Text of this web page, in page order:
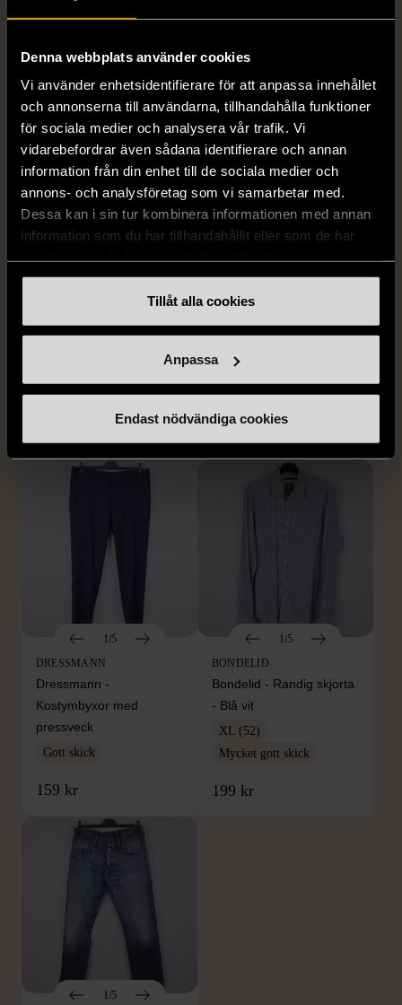
Denna webbplats använder cookies
Vi använder enhetsidentifierare för att anpassa innehållet
och annonserna till användarna, tillhandahålla funktioner
för sociala medier och analysera vår trafik. Vi
vidarebefordrar även sådana identifierare och annan
information från din enhet till de sociala medier och
annons- och analysföretag som vi samarbetar med.
Dessa kan i sin tur kombinera informationen med annan
information som du har tillhandahållit eller som de har
Tillåt alla cookies
Anpassa
Endast nödvändiga cookies
STENSTRÖMS
L (50) Gott skick
259 kr
Mycket gott skick
279 kr
BY TEESHOPPEN
XXL (54) Nytt skick
HILDITCH & KEY
med bröstficka
Mycket gott skick
1/5
DRESSMANN
Dressmann -
Kostymbyxor med
pressveck
Gott skick
159 kr
1/5
BONDELID
Bondelid - Randig skjorta
- Blå vit
XL (52)
Mycket gott skick
199 kr
1/5